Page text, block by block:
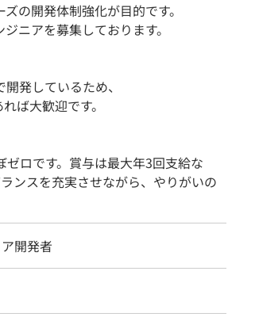
の開発体制強化が目的です。
ニアを募集しております。
発しているため、
ば大歓迎です。
ロです。賞与は最大年3回支給な
ンスを充実させながら、やりがいの
開発者